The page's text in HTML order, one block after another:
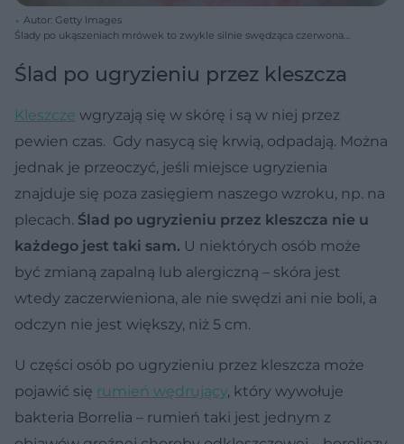
Autor: Getty Images
Ślady po ukąszeniach mrówek to zwykle silnie swędząca czerwona
Ślad po ugryzieniu przez kleszcza
Kleszcze wgryzają się w skórę i są w niej przez
pewien czas. Gdy nasycą się krwią, odpadają. Można
jednak je przeoczyć, jeśli miejsce ugryzienia
znajduje się poza zasięgiem naszego wzroku, np. na
plecach. Ślad po ugryzieniu przez kleszcza nie u
każdego jest taki sam. U niektórych osób może
być zmianą zapalną lub alergiczną – skóra jest
wtedy zaczerwieniona, ale nie swędzi ani nie boli, a
odczyn nie jest większy, niż 5 cm.
U części osób po ugryzieniu przez kleszcza może
pojawić się rumień wędrujący, który wywołuje
bakteria Borrelia – rumień taki jest jednym z